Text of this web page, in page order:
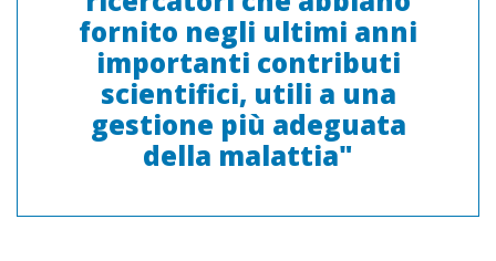
fornito negli ultimi anni
importanti contributi
scientifici, utili a una
gestione più adeguata
della malattia"